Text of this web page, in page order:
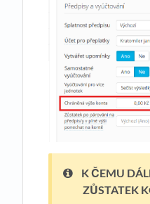
K ČEMU
ZŮSTATEK